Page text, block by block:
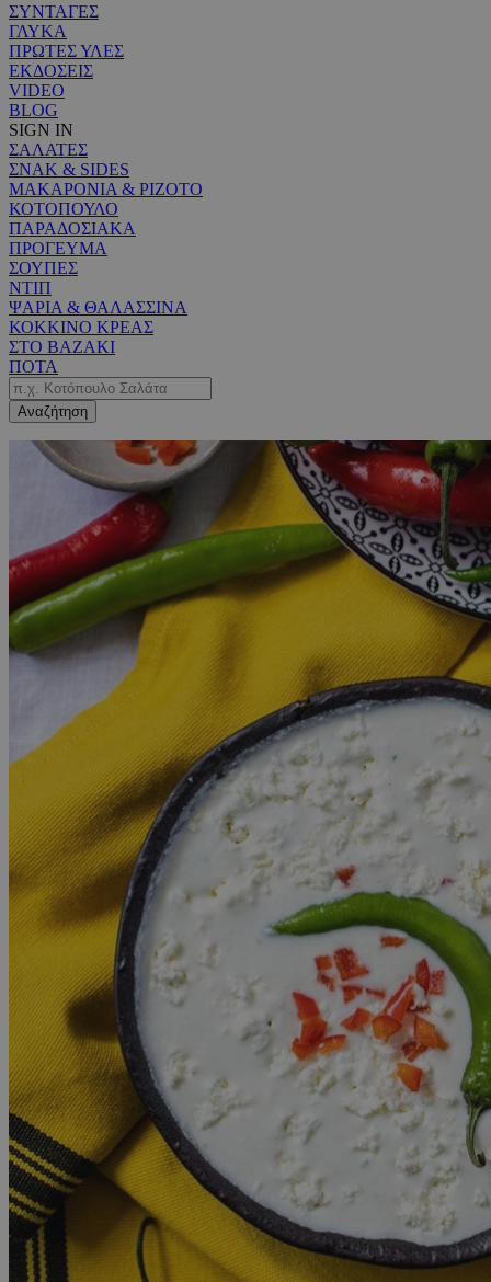
ΣΥΝΤΑΓΕΣ
ΓΛΥΚΑ
ΠΡΩΤΕΣ ΥΛΕΣ
ΕΚΔΟΣΕΙΣ
VIDEO
BLOG
SIGN IN
ΣΑΛΑΤΕΣ
ΣΝΑΚ & SIDES
ΜΑΚΑΡΟΝΙΑ & ΡΙΖΟΤΟ
ΚΟΤΟΠΟΥΛΟ
ΠΑΡΑΔΟΣΙΑΚΑ
ΠΡΟΓΕΥΜΑ
ΣΟΥΠΕΣ
ΝΤΙΠ
ΨΑΡΙΑ & ΘΑΛΑΣΣΙΝΑ
ΚΟΚΚΙΝΟ ΚΡΕΑΣ
ΣΤΟ ΒΑΖΑΚΙ
ΠΟΤΑ
Αναζήτηση